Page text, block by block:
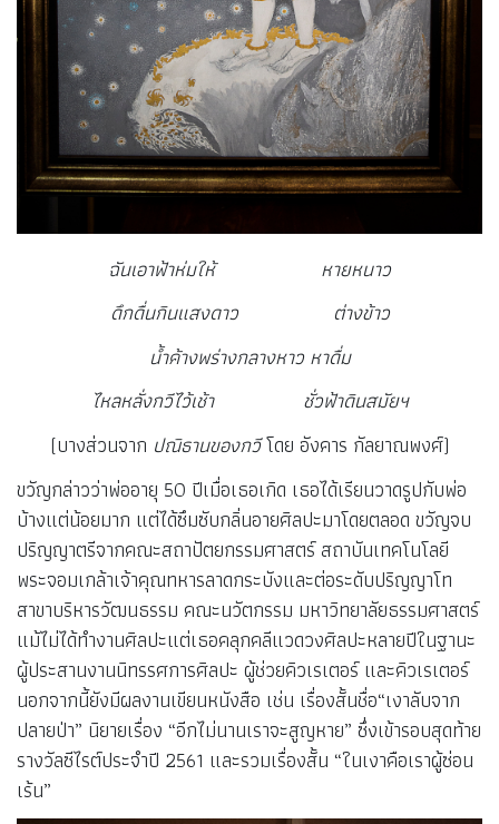
ฉันเอาฟ้าห่มให้ หายหนาว
ดึกดื่นกินแสงดาว ต่างข้าว
น้ำค้างพร่างกลางหาว หาดื่ม
ไหลหลั่งกวีไว้เช้า ชั่วฟ้าดินสมัยฯ
(บางส่วนจาก ปณิธานของกวีโดย อังคาร กัลยาณพงศ์)
ขวัญกล่าวว่าพ่ออายุ 50 ปีเมื่อเธอเกิด เธอได้เรียนวาดรูปกับพ่อ
บ้างแต่น้อยมาก แต่ได้ซึมซับกลิ่นอายศิลปะมาโดยตลอด ขวัญจบ
ปริญญาตรีจากคณะสถาปัตยกรรมศาสตร์ สถาบันเทคโนโลยี
พระจอมเกล้าเจ้าคุณทหารลาดกระบังและต่อระดับปริญญาโท
สาขาบริหารวัฒนธรรม คณะนวัตกรรม มหาวิทยาลัยธรรมศาสตร์
แม้ไม่ได้ทำงานศิลปะแต่เธอคลุกคลีแวดวงศิลปะหลายปีในฐานะ
ผู้ประสานงานนิทรรศการศิลปะ ผู้ช่วยคิวเรเตอร์ และคิวเรเตอร์
นอกจากนี้ยังมีผลงานเขียนหนังสือ เช่น เรื่องสั้นชื่อ“เงาลับจาก
ปลายป่า” นิยายเรื่อง “อีกไม่นานเราจะสูญหาย” ซึ่งเข้ารอบสุดท้าย
รางวัลซีไรต์ประจำปี 2561 และรวมเรื่องสั้น “ในเงาคือเราผู้ซ่อน
เร้น”